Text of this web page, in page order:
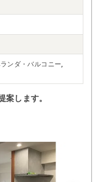
ンダ・バルコニー,
案します。